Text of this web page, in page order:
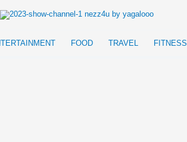
FOOD TRAVEL FITNESS